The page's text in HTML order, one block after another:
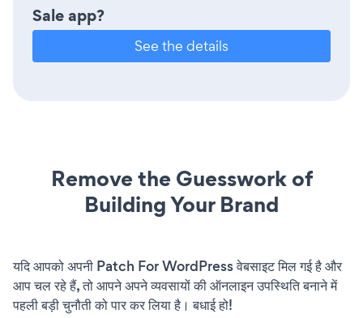
Sale app?
See the details
Remove the Guesswork of
Building Your Brand
यदि आपको अपनी Patch For WordPress वेबसाइट मिल गई है और
आप चल रहे हैं, तो आपने अपने व्यवसायों की ऑनलाइन उपस्थिति बनाने में
पहली बड़ी चुनौती को पार कर लिया है। बधाई हो!